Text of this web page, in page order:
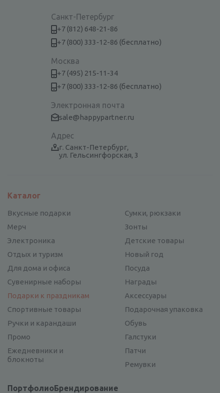
Санкт-Петербург
+7 (812) 648-21-86
+7 (800) 333-12-86 (бесплатно)
Москва
+7 (495) 215-11-34
+7 (800) 333-12-86 (бесплатно)
Электронная почта
sale@happypartner.ru
Адрес
г. Санкт-Петербург,
ул. Гельсингфорская, 3
Каталог
Вкусные подарки
Мерч
Электроника
Отдых и туризм
Для дома и офиса
Сувенирные наборы
Подарки к праздникам
Спортивные товары
Ручки и карандаши
Промо
Ежедневники и
блокноты
Сумки, рюкзаки
Зонты
Детские товары
Новый год
Посуда
Награды
Аксессуары
Подарочная упаковка
Обувь
Галстуки
Патчи
Ремувки
ПортфолиоБрендирование